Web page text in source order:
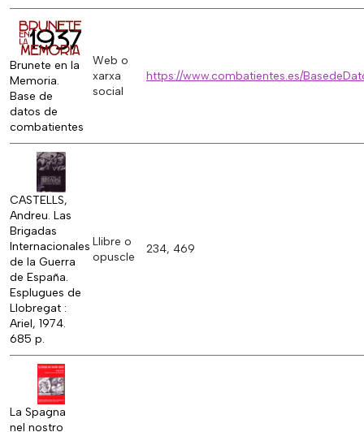
Brunete en la
Memoria.
Base de
datos de
combatientes
Web o
xarxa
social
https://www.combatientes.es/
CASTELLS,
Andreu. Las
Brigadas
Internacionales
de la Guerra
de España.
Esplugues de
Llobregat :
Ariel, 1974.
685 p.
Llibre o
opuscle
234, 469
La Spagna
nel nostro